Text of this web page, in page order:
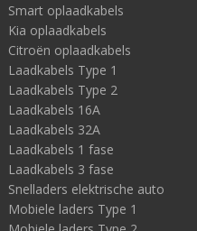
Smart oplaadkabels
Kia oplaadkabels
Citroën oplaadkabels
Laadkabels Type 1
Laadkabels Type 2
Laadkabels 16A
Laadkabels 32A
Laadkabels 1 fase
Laadkabels 3 fase
Snelladers elektrische auto
Mobiele laders Type 1